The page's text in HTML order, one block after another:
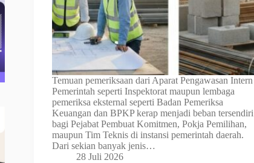
Temuan pemeriksaan dari Aparat Pengawasan Intern
Pemerintah seperti Inspektorat maupun lembaga
pemeriksa eksternal seperti Badan Pemeriksa
Keuangan dan BPKP kerap menjadi beban tersendiri
bagi Pejabat Pembuat Komitmen, Pokja Pemilihan,
maupun Tim Teknis di instansi pemerintah daerah.
Dari sekian banyak jenis…
28 Juli 2026